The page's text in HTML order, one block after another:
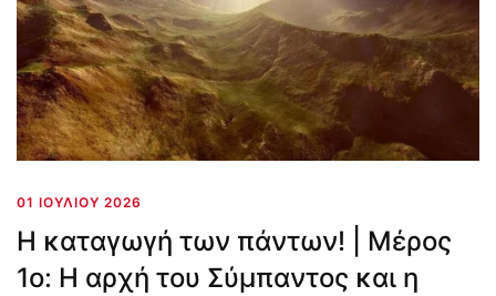
01 ΙΟΥΛΊΟΥ 2026
Η καταγωγή των πάντων! | Μέρος
1ο: Η αρχή του Σύμπαντος και η